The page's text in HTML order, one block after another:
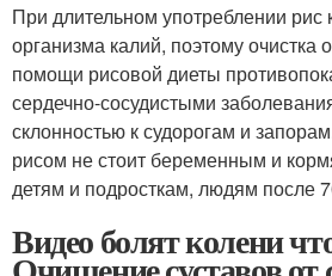
При длительном употреблении
организма калий, поэтому очистка
помощи рисовой диеты
сердечно-сосудистыми
склонностью к судорогам и
рисом не стоит беременным и
детям и подросткам, людям после
Видео болят колени